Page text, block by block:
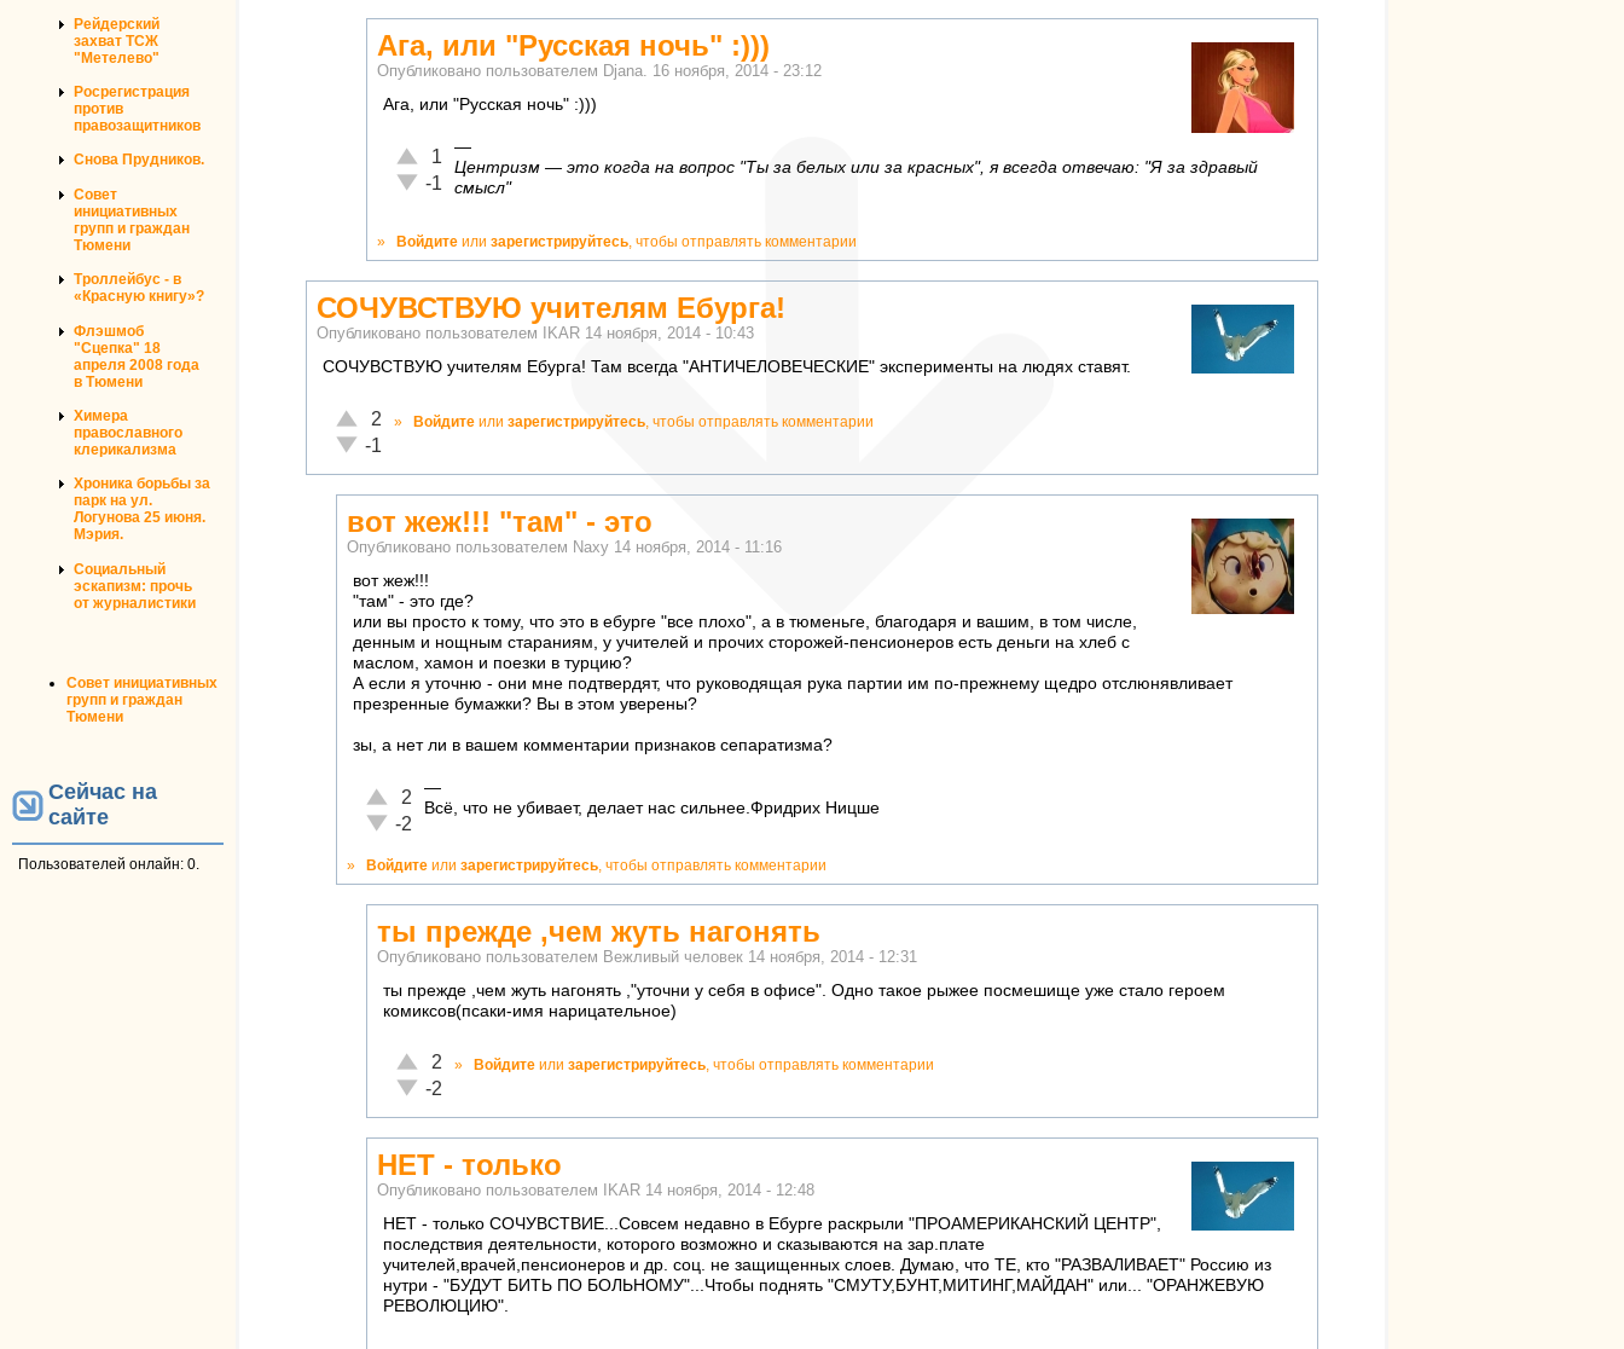
Рейдерский
захват ТСЖ
"Метелево"
Росрегистрация
против
правозащитников
Снова Прудников.
Совет
инициативных
групп и граждан
Тюмени
Троллейбус - в
«Красную книгу»?
Флэшмоб
"Сцепка" 18
апреля 2008 года
в Тюмени
Химера
православного
клерикализма
Хроника борьбы за
парк на ул.
Логунова 25 июня.
Мэрия.
Социальный
эскапизм: прочь
от журналистики
Совет инициативных
групп и граждан
Тюмени
Сейчас на
сайте
Пользователей онлайн: 0.
Ага, или "Русская ночь" :)))
Опубликовано пользователем Djana. 16 ноября, 2014 - 23:12
Ага, или "Русская ночь" :)))
Отлично!
1
Неадекватно!
-1
—
Центризм — это когда на вопрос "Ты за белых или за красных", я всегда отвечаю: "Я за здравый
смысл"
» Войдите или зарегистрируйтесь, чтобы отправлять комментарии
СОЧУВСТВУЮ учителям Ебурга!
Опубликовано пользователем IKAR 14 ноября, 2014 - 10:43
СОЧУВСТВУЮ учителям Ебурга! Там всегда "АНТИЧЕЛОВЕЧЕСКИЕ" эксперименты на людях ставят.
Отлично!
2
Неадекватно!
-1
» Войдите или зарегистрируйтесь , чтобы отправлять комментарии
вот жеж!!! "там" - это
Опубликовано пользователем Naxy 14 ноября, 2014 - 11:16
вот жеж!!!
"там" - это где?
или вы просто к тому, что это в ебурге "все плохо", а в тюменьге, благодаря и вашим, в том числе,
денным и нощным стараниям, у учителей и прочих сторожей-пенсионеров есть деньги на хлеб с
маслом, хамон и поезки в турцию?
А если я уточню - они мне подтвердят, что руководящая рука партии им по-прежнему щедро отслюнявливает
презренные бумажки? Вы в этом уверены?
зы, а нет ли в вашем комментарии признаков сепаратизма?
Отлично!
2
Неадекватно!
-2
—
Всё, что не убивает, делает нас сильнее.Фридрих Ницше
» Войдите или зарегистрируйтесь, чтобы отправлять комментарии
ты прежде ,чем жуть нагонять
Опубликовано пользователем Вежливый человек 14 ноября, 2014 - 12:31
ты прежде ,чем жуть нагонять ,"уточни у себя в офисе". Одно такое рыжее посмешище уже стало героем
комиксов(псаки-имя нарицательное)
Отлично!
2
Неадекватно!
-2
» Войдите или зарегистрируйтесь, чтобы отправлять комментарии
НЕТ - только
Опубликовано пользователем IKAR 14 ноября, 2014 - 12:48
НЕТ - только СОЧУВСТВИЕ...Совсем недавно в Ебурге раскрыли "ПРОАМЕРИКАНСКИЙ ЦЕНТР",
последствия деятельности, которого возможно и сказываются на зар.плате
учителей,врачей,пенсионеров и др. соц. не защищенных слоев. Думаю, что ТЕ, кто "РАЗВАЛИВАЕТ" Россию из
нутри - "БУДУТ БИТЬ ПО БОЛЬНОМУ"...Чтобы поднять "СМУТУ,БУНТ,МИТИНГ,МАЙДАН" или... "ОРАНЖЕВУЮ
РЕВОЛЮЦИЮ".